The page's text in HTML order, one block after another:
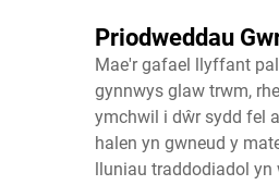
Priodweddau
Mae'r gafael llyffant
gynnwys glaw trwm,
ymchwil i dŵr sydd fel
halen yn gwneud y
lluniau traddodiadol yn